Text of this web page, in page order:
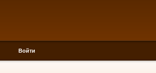
Войти